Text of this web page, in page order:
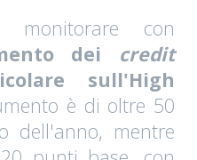
con
dei credit
sull'High
è di oltre 50
dell'anno, mentre